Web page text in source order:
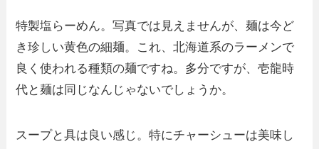
特製塩らーめん。写真では見えませんが、麺は今ど
き珍しい黄色の細麺。これ、北海道系のラーメンで
良く使われる種類の麺ですね。多分ですが、壱龍時
代と麺は同じなんじゃないでしょうか。
スープと具は良い感じ。特にチャーシューは美味し